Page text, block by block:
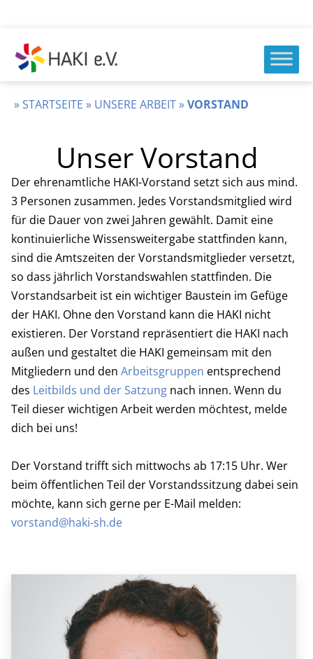
Inhalt
springen
HAKI
e.v.
»STARTSEITE » UNSERE ARBEIT»VORSTAND
Unser Vorstand
Der ehrenamtliche HAKI-Vorstand setzt sich aus mind.
3 Personen zusammen. Jedes Vorstandsmitglied wird
für die Dauer von zwei Jahren gewählt. Damit eine
kontinuierliche Wissensweitergabe stattfinden kann,
sind die Amtszeiten der Vorstandsmitglieder versetzt,
so dass jährlich Vorstandswahlen stattfinden. Die
Vorstandsarbeit ist ein wichtiger Baustein im Gefüge
der HAKI. Ohne den Vorstand kann die HAKI nicht
existieren. Der Vorstand repräsentiert die HAKI nach
außen und gestaltet die HAKI gemeinsam mit den
Mitgliedern und den Arbeitsgruppen entsprechend
des Leitbilds und der Satzung nach innen. Wenn du
Teil dieser wichtigen Arbeit werden möchtest, melde
dich bei uns!
Der Vorstand trifft sich mittwochs ab 17:15 Uhr. Wer
beim öffentlichen Teil der Vorstandssitzung dabei sein
möchte, kann sich gerne per E-Mail melden:
vorstand@haki-sh.de